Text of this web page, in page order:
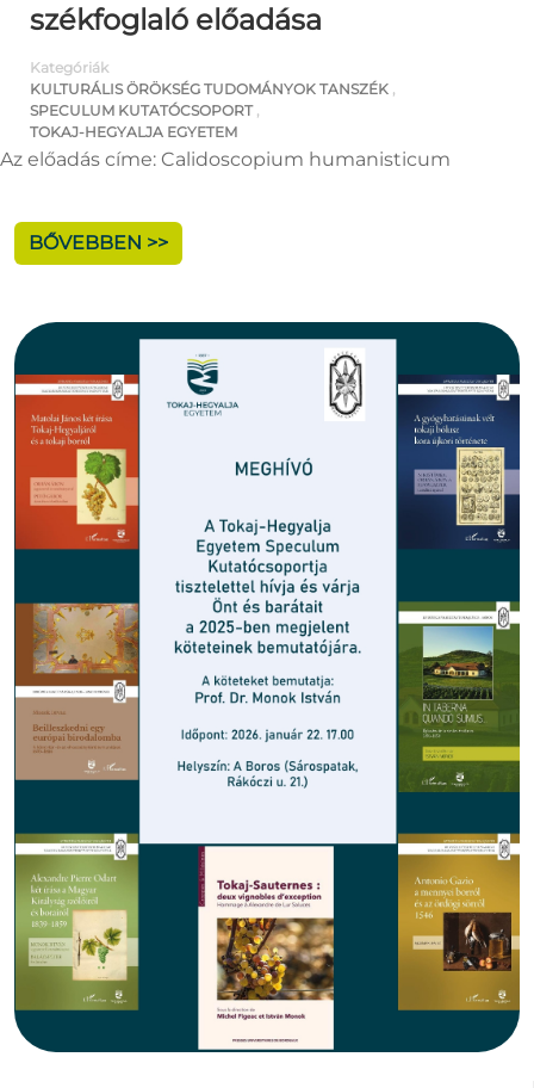
székfoglaló előadása
Kategóriák
KULTURÁLIS ÖRÖKSÉG TUDOMÁNYOK TANSZÉK ,
SPECULUM KUTATÓCSOPORT,
TOKAJ-HEGYALJA EGYETEM
Az előadás címe: Calidoscopium humanisticum
BŐVEBBEN >>